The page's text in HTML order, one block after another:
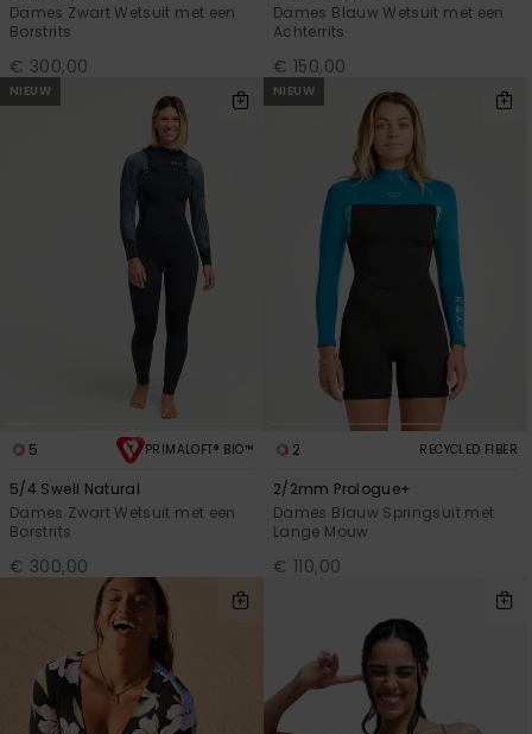
Dames Zwart Wetsuit met een
Borstrits
€ 300,00
Dames Blauw Wetsuit met een
Achterrits
€ 150,00
NIEUW
5 PRIMALOFT® BIO™
5/4 Swell Natural
Dames Zwart Wetsuit met een
Borstrits
€ 300,00
NIEUW
2 RECYCLED FIBER
2/2mm Prologue+
Dames Blauw Springsuit met
Lange Mouw
€ 110,00